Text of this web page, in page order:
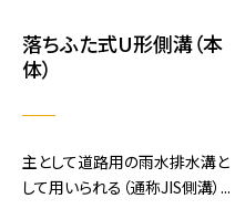
落ちふた式U形側溝（本
体）
主として道路用の雨水排水溝と
して用いられる（通称JIS側溝）...